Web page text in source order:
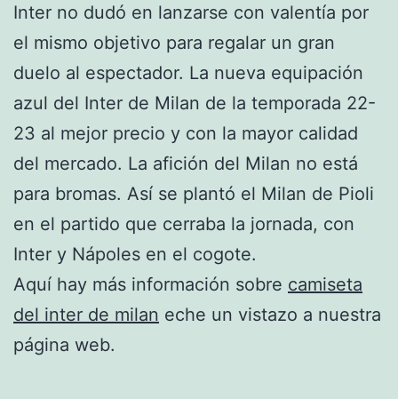
Inter no dudó en lanzarse con valentía por
el mismo objetivo para regalar un gran
duelo al espectador. La nueva equipación
azul del Inter de Milan de la temporada 22-
23 al mejor precio y con la mayor calidad
del mercado. La afición del Milan no está
para bromas. Así se plantó el Milan de Pioli
en el partido que cerraba la jornada, con
Inter y Nápoles en el cogote.
Aquí hay más información sobre camiseta
del inter de milan eche un vistazo a nuestra
página web.